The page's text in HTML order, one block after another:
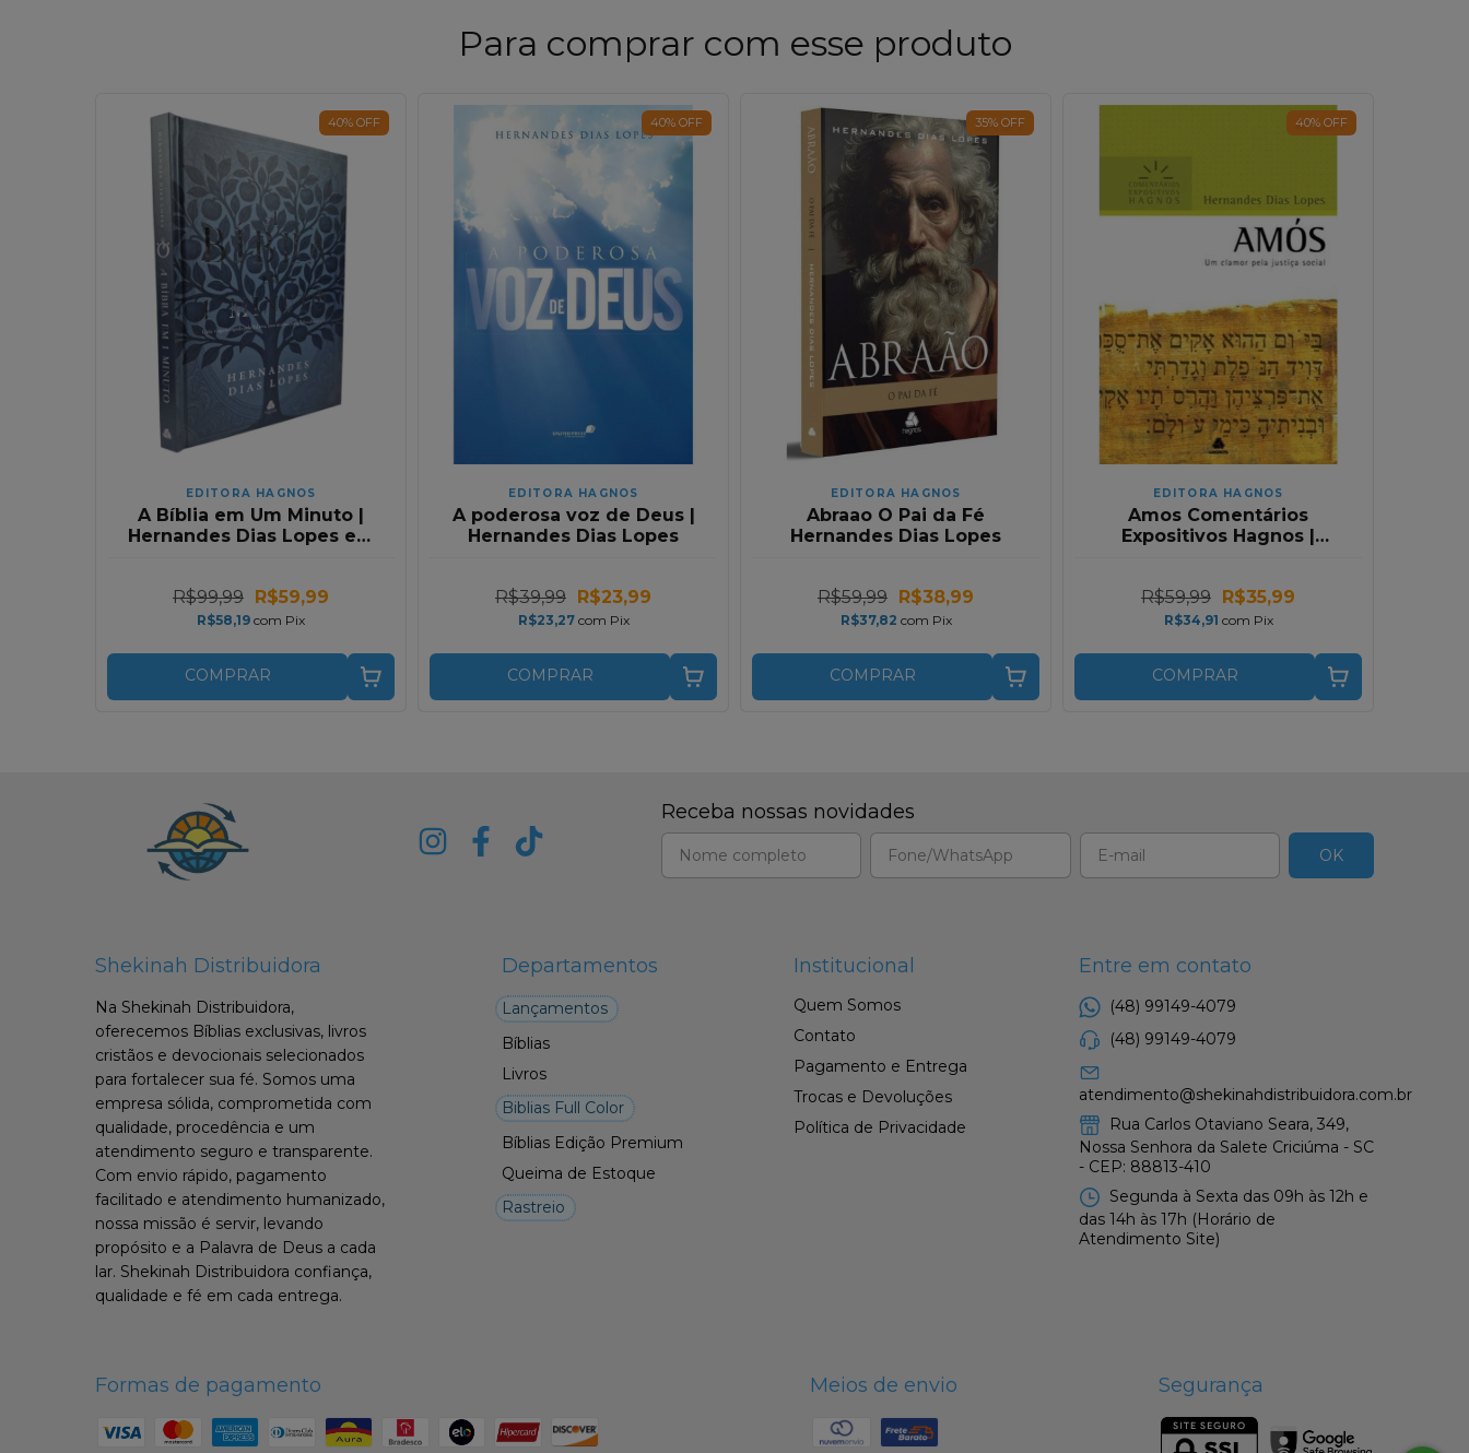
Para comprar com esse produto
40% OFF
EDITORA HAGNOS
A Bíblia em Um Minuto |
Hernandes Dias Lopes em
R$99,99 R$59,99
R$58,19 com Pix
COMPRAR
40% OFF
EDITORA HAGNOS
A poderosa voz de Deus |
Hernandes Dias Lopes
R$39,99 R$23,99
R$23,27 com Pix
COMPRAR
35% OFF
EDITORA HAGNOS
Abraao O Pai da Fé
Hernandes Dias Lopes
R$59,99 R$38,99
R$37,82 com Pix
COMPRAR
40% OFF
EDITORA HAGNOS
Amos Comentários
Expositivos Hagnos |
R$59,99 R$35,99
R$34,91 com Pix
COMPRAR
Receba nossas novidades
Shekinah Distribuidora
Na Shekinah Distribuidora,
oferecemos Bíblias exclusivas, livros
cristãos e devocionais selecionados
para fortalecer sua fé. Somos uma
empresa sólida, comprometida com
qualidade, procedência e um
atendimento seguro e transparente.
Com envio rápido, pagamento
facilitado e atendimento humanizado,
nossa missão é servir, levando
propósito e a Palavra de Deus a cada
lar. Shekinah Distribuidora confiança,
qualidade e fé em cada entrega.
Departamentos
Lançamentos
Bíblias
Livros
Biblias Full Color
Bíblias Edição Premium
Queima de Estoque
Rastreio
Institucional
Quem Somos
Contato
Pagamento e Entrega
Trocas e Devoluções
Política de Privacidade
Entre em contato
(48) 99149-4079
(48) 99149-4079
atendimento@shekinahdistribuidora.com.br
Rua Carlos Otaviano Seara, 349,
Nossa Senhora da Salete Criciúma - SC
- CEP: 88813-410
Segunda à Sexta das 09h às 12h e
das 14h às 17h (Horário de
Atendimento Site)
Formas de pagamento Meios de envio Segurança